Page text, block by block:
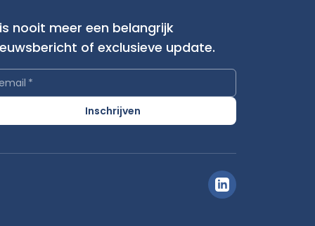
nooit meer een belangrijk
of exclusieve update.
email *
Inschrijven